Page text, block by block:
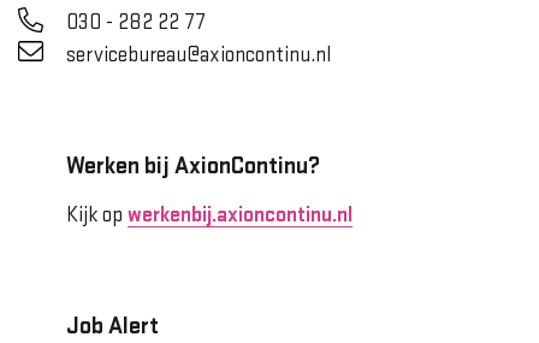
030 - 282 22 77
servicebureau@axioncontinu.nl
Werken bij AxionContinu?
Kijk op werkenbij.axioncontinu.nl
Job Alert